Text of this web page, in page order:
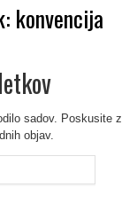
konvencija
sadov. Poskusite z
objav.